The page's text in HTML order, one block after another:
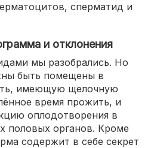
сперматид и
и отклонения
мы разобрались. Но
быть помещены в
имеющую щелочную
время прожить, и
оплодотворения в
половых органов. Кроме
содержит в себе секрет